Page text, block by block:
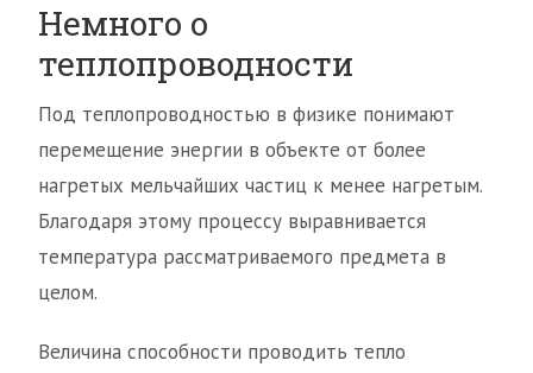
Немного о
теплопроводности
Под теплопроводностью в физике понимают
перемещение энергии в объекте от более
нагретых мельчайших частиц к менее нагретым.
Благодаря этому процессу выравнивается
температура рассматриваемого предмета в
целом.
Величина способности проводить тепло